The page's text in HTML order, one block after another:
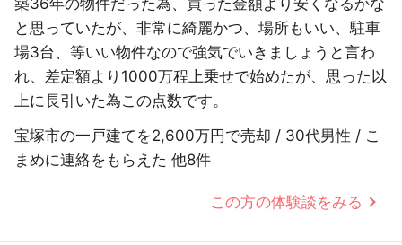
築36年の物件だった為、買った金額より安くなるかな
と思っていたが、非常に綺麗かつ、場所もいい、駐車
場3台、等いい物件なので強気でいきましょうと言わ
れ、差定額より1000万程上乗せで始めたが、思った以
上に長引いた為この点数です。
宝塚市の一戸建てを2,600万円で売却 / 30代男性 / こ
まめに連絡をもらえた 他8件
この方の体験談をみる